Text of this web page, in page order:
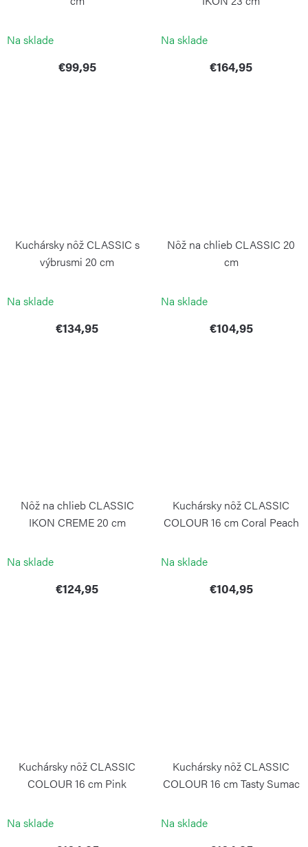
Na sklade
€99,95
Na sklade
€164,95
Kuchársky nôž CLASSIC s
výbrusmi 20 cm
Na sklade
€134,95
Nôž na chlieb CLASSIC 20
cm
Na sklade
€104,95
Nôž na chlieb CLASSIC
IKON CREME 20 cm
Na sklade
€124,95
Kuchársky nôž CLASSIC
COLOUR 16 cm Coral Peach
Na sklade
€104,95
Kuchársky nôž CLASSIC
COLOUR 16 cm Pink
Na sklade
Kuchársky nôž CLASSIC
COLOUR 16 cm Tasty Sumac
Na sklade